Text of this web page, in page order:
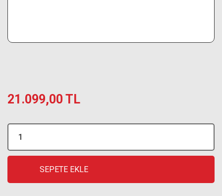
21.099,00 TL
SEPETE EKLE